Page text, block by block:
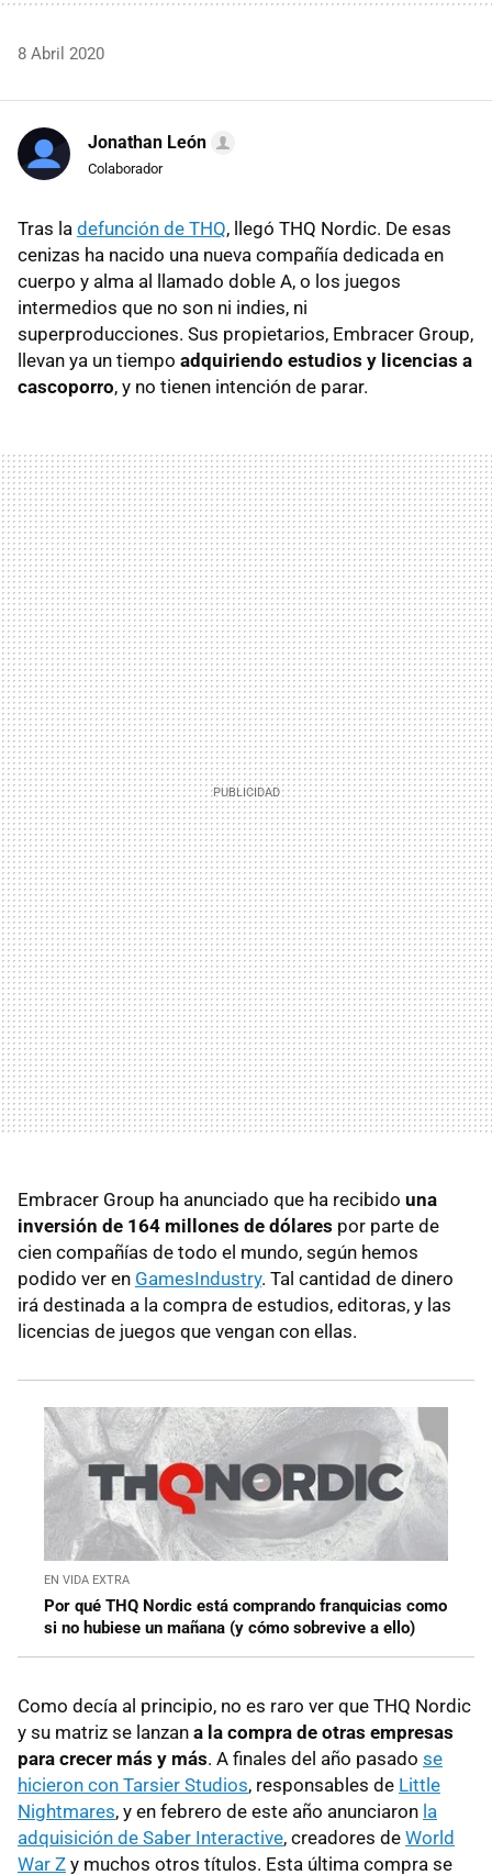
8 Abril 2020
Jonathan León
Colaborador
Tras la defunción de THQ, llegó THQ Nordic. De esas
cenizas ha nacido una nueva compañía dedicada en
cuerpo y alma al llamado doble A, o los juegos
intermedios que no son ni indies, ni
superproducciones. Sus propietarios, Embracer Group,
llevan ya un tiempo adquiriendo estudios y licencias a
cascoporro, y no tienen intención de parar.
Embracer Group ha anunciado que ha recibido una
inversión de 164 millones de dólares por parte de
cien compañías de todo el mundo, según hemos
podido ver en GamesIndustry. Tal cantidad de dinero
irá destinada a la compra de estudios, editoras, y las
licencias de juegos que vengan con ellas.
EN VIDA EXTRA
Por qué THQ Nordic está comprando franquicias como
si no hubiese un mañana (y cómo sobrevive a ello)
Como decía al principio, no es raro ver que THQ Nordic
y su matriz se lanzan a la compra de otras empresas
para crecer más y más. A finales del año pasado se
hicieron con Tarsier Studios, responsables de Little
Nightmares, y en febrero de este año anunciaron la
adquisición de Saber Interactive, creadores de World
War Z y muchos otros títulos. Esta última compra se